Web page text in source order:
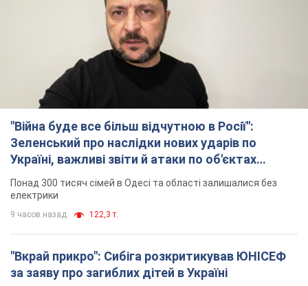
"Війна буде все більш відчутною в Росії":
Зеленський про наслідки нових ударів по
Україні, важливі звіти й атаки по об'єктах
ворога. Відео
Понад 300 тисяч сімей в Одесі та області залишалися без
електрики
9 часов назад 122,3 т.
"Вкрай прикро": Сибіга розкритикував ЮНІСЕФ
за заяву про загиблих дітей в Україні